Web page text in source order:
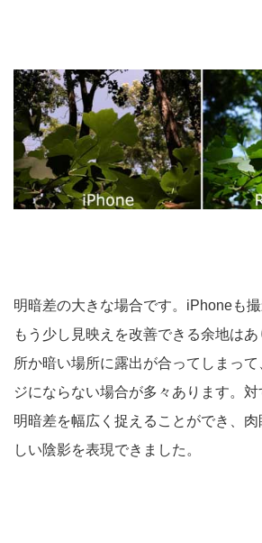
明暗差の大きな場合です。iPhoneも
もう少し見映えを改善できる余地は
所か暗い場所に露出が合ってしまっ
ジにならない場合が多々あります。
明暗差を幅広く捉えることができ、
しい陰影を表現できました。